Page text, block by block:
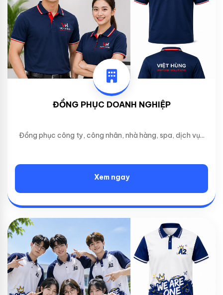
ĐỒNG PHỤC DOANH NGHIỆP
Đồng phục công ty, công nhân, nhà hàng, spa, dịch vụ...
Xem ngay